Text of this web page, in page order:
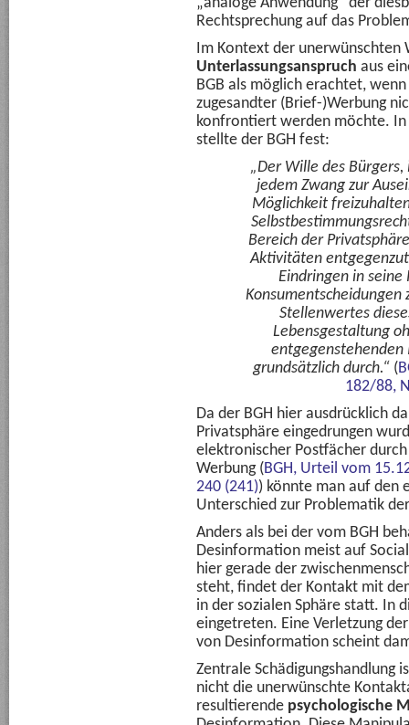
Rechtsprechung auf das
Im Kontext der unerwünschten
Unterlassungsanspruch aus
BGB als möglich erachtet,
zugesandter (Brief-)Werbung
konfrontiert werden möchte. In
stellte der BGH fest:
„Der Wille des
jedem Zwang zur
Möglichkeit
Bereich der
Aktivitäten
Eindringen in seine
Konsumentscheidungen
Stellenwertes
Lebensgestaltung
grundsätzlich durch.“ (
182/88,
Da der BGH hier ausdrücklich
Privatsphäre eingedrungen
elektronischer Postfächer
Werbung (BGH, Urteil vom
240 (241)) könnte man auf den
Unterschied zur Problematik
Anders als bei der vom BGH
Desinformation meist auf
hier gerade der
steht, findet der Kontakt mit
in der sozialen Sphäre statt. In
eingetreten. Eine Verletzung
von Desinformation scheint
Zentrale Schädigungshandlung
nicht die unerwünschte
resultierende psychologische